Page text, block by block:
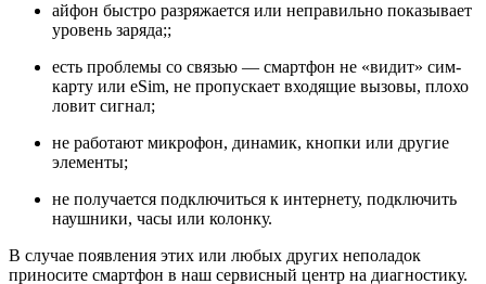
айфон быстро разряжается или неправильно показывает
уровень заряда;;
есть проблемы со связью — смартфон не «видит» сим-
карту или eSim, не пропускает входящие вызовы, плохо
ловит сигнал;
не работают микрофон, динамик, кнопки или другие
элементы;
не получается подключиться к интернету, подключить
наушники, часы или колонку.
В случае появления этих или любых других неполадок
приносите смартфон в наш сервисный центр на диагностику.